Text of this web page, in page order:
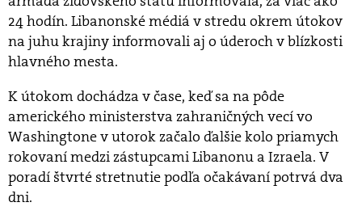
24 hodín. Libanonské médiá v stredu okrem útokov
na juhu krajiny informovali aj o úderoch v blízkosti
hlavného mesta.
K útokom dochádza v čase, keď sa na pôde
amerického ministerstva zahraničných vecí vo
Washingtone v utorok začalo ďalšie kolo priamych
rokovaní medzi zástupcami Libanonu a Izraela. V
poradí štvrté stretnutie podľa očakávaní potrvá dva
dni.